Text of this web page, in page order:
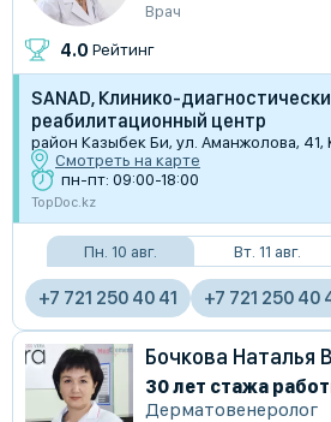
Врач
4.0 Рейтинг
SANAD, Клинико-
реабилитационный центр
район Казыбек Би, ул. Аманжолова, 41,
Смотреть на карте
пн-пт: 09:00-18:00
TopDoc.kz
Пн. 10 авг. Вт. 11 авг.
+7 721 250 40 41 +7 721 250 40
Бочкова Наталья
30 лет стажа
Дерматовенеролог